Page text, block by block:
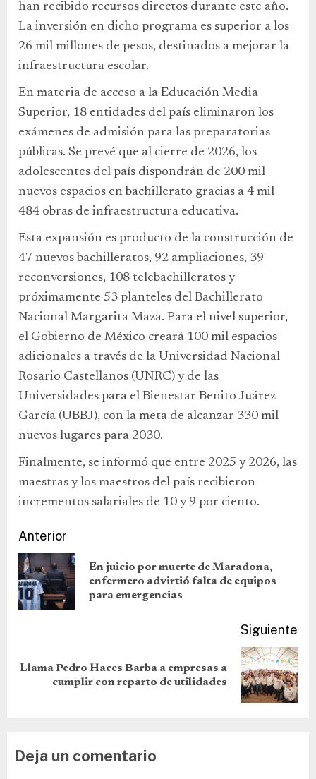
han recibido recursos directos durante este año.
La inversión en dicho programa es superior a los
26 mil millones de pesos, destinados a mejorar la
infraestructura escolar.
En materia de acceso a la Educación Media
Superior, 18 entidades del país eliminaron los
exámenes de admisión para las preparatorias
públicas. Se prevé que al cierre de 2026, los
adolescentes del país dispondrán de 200 mil
nuevos espacios en bachillerato gracias a 4 mil
484 obras de infraestructura educativa.
Esta expansión es producto de la construcción de
47 nuevos bachilleratos, 92 ampliaciones, 39
reconversiones, 108 telebachilleratos y
próximamente 53 planteles del Bachillerato
Nacional Margarita Maza. Para el nivel superior,
el Gobierno de México creará 100 mil espacios
adicionales a través de la Universidad Nacional
Rosario Castellanos (UNRC) y de las
Universidades para el Bienestar Benito Juárez
García (UBBJ), con la meta de alcanzar 330 mil
nuevos lugares para 2030.
Finalmente, se informó que entre 2025 y 2026, las
maestras y los maestros del país recibieron
incrementos salariales de 10 y 9 por ciento.
Anterior
En juicio por muerte de Maradona,
enfermero advirtió falta de equipos
para emergencias
Siguiente
Llama Pedro Haces Barba a empresas a
cumplir con reparto de utilidades
Deja un comentario